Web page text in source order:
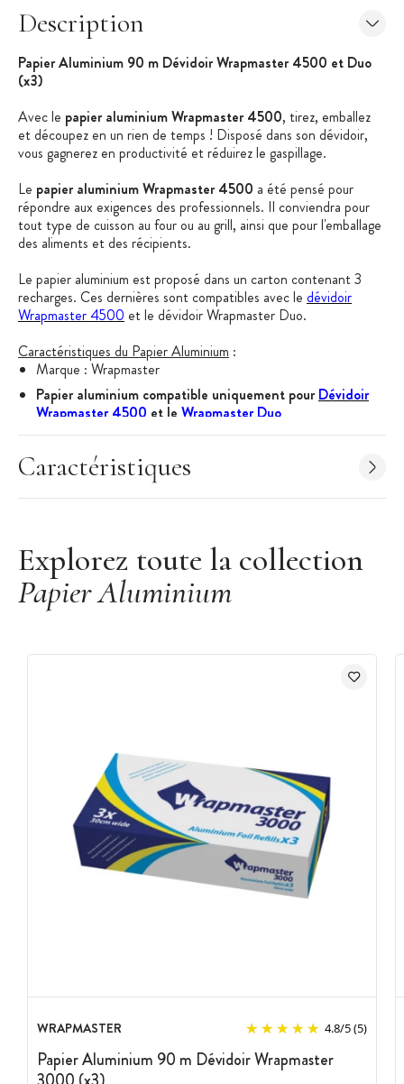
Description
Papier Aluminium 90 m Dévidoir Wrapmaster 4500 et Duo
(x3)
Avec le papier aluminium Wrapmaster 4500, tirez, emballez
et découpez en un rien de temps ! Disposé dans son dévidoir,
vous gagnerez en productivité et réduirez le gaspillage.
Le papier aluminium Wrapmaster 4500 a été pensé pour
répondre aux exigences des professionnels. Il conviendra pour
tout type de cuisson au four ou au grill, ainsi que pour l'emballage
des aliments et des récipients.
Le papier aluminium est proposé dans un carton contenant 3
recharges. Ces dernières sont compatibles avec le dévidoir
Wrapmaster 4500 et le dévidoir Wrapmaster Duo.
Caractéristiques du Papier Aluminium :
Marque : Wrapmaster
Papier aluminium compatible uniquement pourDévidoir
Wrapmaster 4500 et le Wrapmaster Duo
Contient 3 recharges
Dimensions : 45 cm x 90 m
Caractéristiques
Explorez toute la collection
Papier Aluminium
WRAPMASTER 4.8/5(5)
Papier Aluminium 90 m Dévidoir Wrapmaster